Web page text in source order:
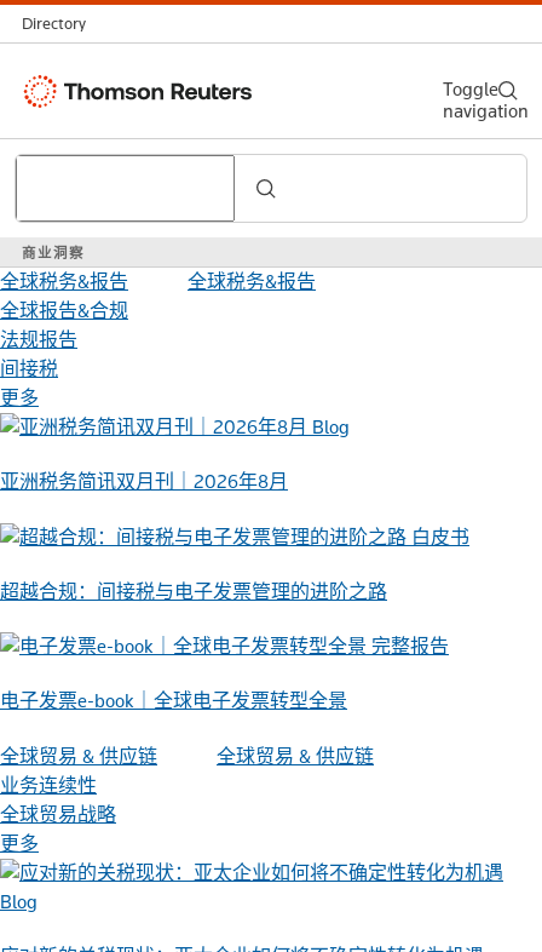
Directory
Thomson
商业洞察
Search
Toggle
navigation
全球税务&报告
全球税务&报告
全球报告&合规
法规报告
间接税
更多
Blog
亚洲税务简讯双月刊｜2026年8月
白皮书
超越合规：间接税与电⼦发票管理的进阶之路
完整报告
电子发票e-book｜全球电子发票转型全景
全球贸易 & 供应链
全球贸易 & 供应链
业务连续性
全球贸易战略
更多
Blog